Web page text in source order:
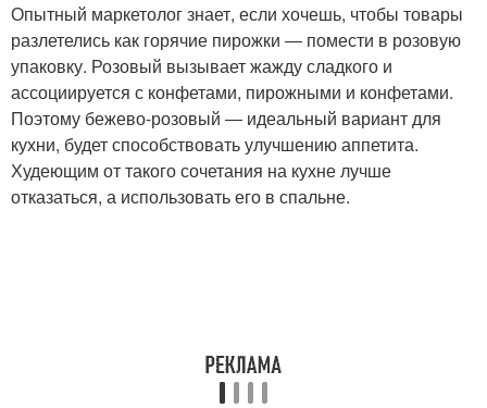
Опытный маркетолог знает, если хочешь, чтобы товары
разлетелись как горячие пирожки ― помести в розовую
упаковку. Розовый вызывает жажду сладкого и
ассоциируется с конфетами, пирожными и конфетами.
Поэтому бежево-розовый ― идеальный вариант для
кухни, будет способствовать улучшению аппетита.
Худеющим от такого сочетания на кухне лучше
отказаться, а использовать его в спальне.